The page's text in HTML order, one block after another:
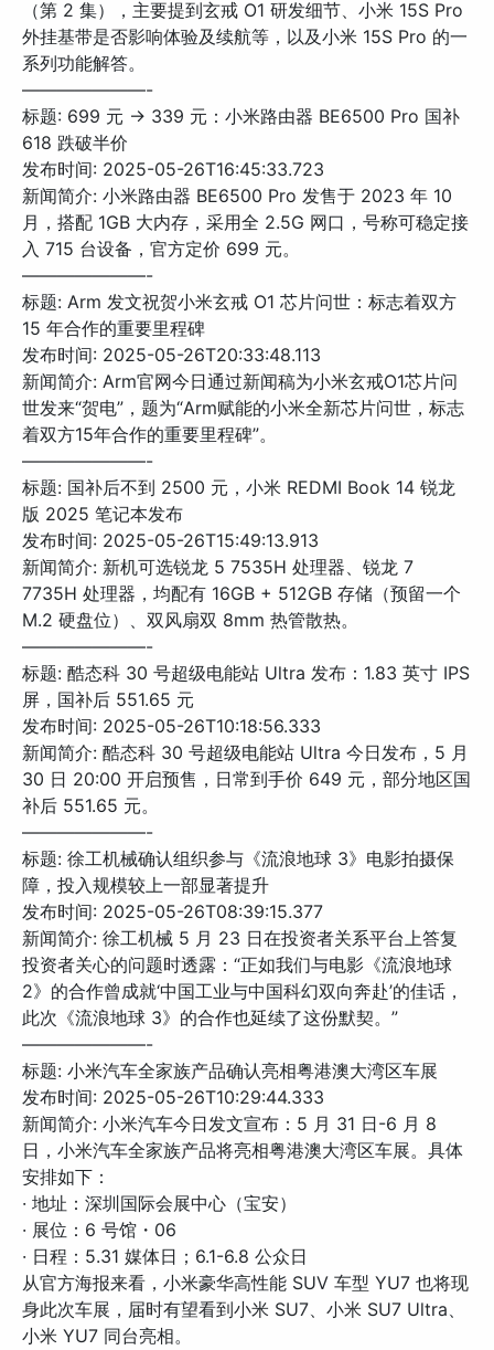
（第 2 集），主要提到玄戒 O1 研发细节、小米 15S Pro
外挂基带是否影响体验及续航等，以及小米 15S Pro 的一
系列功能解答。
———————-
标题: 699 元 → 339 元：小米路由器 BE6500 Pro 国补
618 跌破半价
发布时间: 2025-05-26T16:45:33.723
新闻简介: 小米路由器 BE6500 Pro 发售于 2023 年 10
月，搭配 1GB 大内存，采用全 2.5G 网口，号称可稳定接
入 715 台设备，官方定价 699 元。
———————-
标题: Arm 发文祝贺小米玄戒 O1 芯片问世：标志着双方
15 年合作的重要里程碑
发布时间: 2025-05-26T20:33:48.113
新闻简介: Arm官网今日通过新闻稿为小米玄戒O1芯片问
世发来“贺电”，题为“Arm赋能的小米全新芯片问世，标志
着双方15年合作的重要里程碑”。
———————-
标题: 国补后不到 2500 元，小米 REDMI Book 14 锐龙
版 2025 笔记本发布
发布时间: 2025-05-26T15:49:13.913
新闻简介: 新机可选锐龙 5 7535H 处理器、锐龙 7
7735H 处理器，均配有 16GB + 512GB 存储（预留一个
M.2 硬盘位）、双风扇双 8mm 热管散热。
———————-
标题: 酷态科 30 号超级电能站 Ultra 发布：1.83 英寸 IPS
屏，国补后 551.65 元
发布时间: 2025-05-26T10:18:56.333
新闻简介: 酷态科 30 号超级电能站 Ultra 今日发布，5 月
30 日 20:00 开启预售，日常到手价 649 元，部分地区国
补后 551.65 元。
———————-
标题: 徐工机械确认组织参与《流浪地球 3》电影拍摄保
障，投入规模较上一部显著提升
发布时间: 2025-05-26T08:39:15.377
新闻简介: 徐工机械 5 月 23 日在投资者关系平台上答复
投资者关心的问题时透露：“正如我们与电影《流浪地球
2》的合作曾成就‘中国工业与中国科幻双向奔赴’的佳话，
此次《流浪地球 3》的合作也延续了这份默契。”
———————-
标题: 小米汽车全家族产品确认亮相粤港澳大湾区车展
发布时间: 2025-05-26T10:29:44.333
新闻简介: 小米汽车今日发文宣布：5 月 31 日-6 月 8
日，小米汽车全家族产品将亮相粤港澳大湾区车展。具体
安排如下：
· 地址：深圳国际会展中心（宝安）
· 展位：6 号馆・06
· 日程：5.31 媒体日；6.1-6.8 公众日
从官方海报来看，小米豪华高性能 SUV 车型 YU7 也将现
身此次车展，届时有望看到小米 SU7、小米 SU7 Ultra、
小米 YU7 同台亮相。